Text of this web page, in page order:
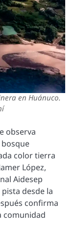
en Huánuco.
observa
bosque
color tierra
López,
Aidesep
desde la
confirma
comunidad